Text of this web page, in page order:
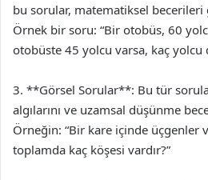
bu sorular, matematiksel
Örnek bir soru: “Bir otobüs, 60
otobüste 45 yolcu varsa, kaç yolcu
3. **Görsel Sorular**: Bu tür
algılarını ve uzamsal düşünme
Örneğin: “Bir kare içinde üçgenler
toplamda kaç köşesi vardır?”